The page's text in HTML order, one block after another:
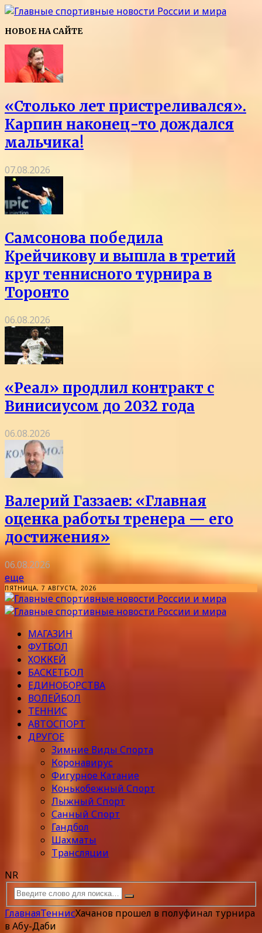
НОВОЕ НА САЙТЕ
«Столько лет пристреливался».
Карпин наконец-то дождался
мальчика!
07.08.2026
Самсонова победила
Крейчикову и вышла в третий
круг теннисного турнира в
Торонто
06.08.2026
«Реал» продлил контракт с
Винисиусом до 2032 года
06.08.2026
Валерий Газзаев: «Главная
оценка работы тренера — его
достижения»
06.08.2026
еще
ПЯТНИЦА, 7 АВГУСТА, 2026
МАГАЗИН
ФУТБОЛ
ХОККЕЙ
БАСКЕТБОЛ
ЕДИНОБОРСТВА
ВОЛЕЙБОЛ
ТЕННИС
АВТОСПОРТ
ДРУГОЕ
Зимние Виды Спорта
Коронавирус
Фигурное Катание
Конькобежный Спорт
Лыжный Спорт
Санный Спорт
Гандбол
Шахматы
Трансляции
NR
ГлавнаяТеннисХачанов прошел в полуфинал турнира
в Абу-Даби